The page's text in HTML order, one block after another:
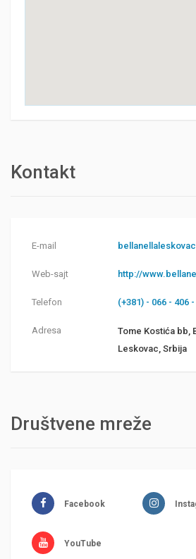
Kontakt
E-mail
Web-sajt http://
Telefon (+381) - 066 - 406
Adresa
Tome Kostića bb,
Leskovac, Srbija
Društvene mreže
Facebook
YouTube